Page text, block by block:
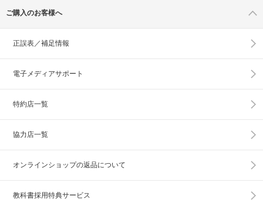
ご購入のお客様へ
正誤表／補足情報
電子メディアサポート
特約店一覧
協力店一覧
オンラインショップの返品について
教科書採用特典サービス